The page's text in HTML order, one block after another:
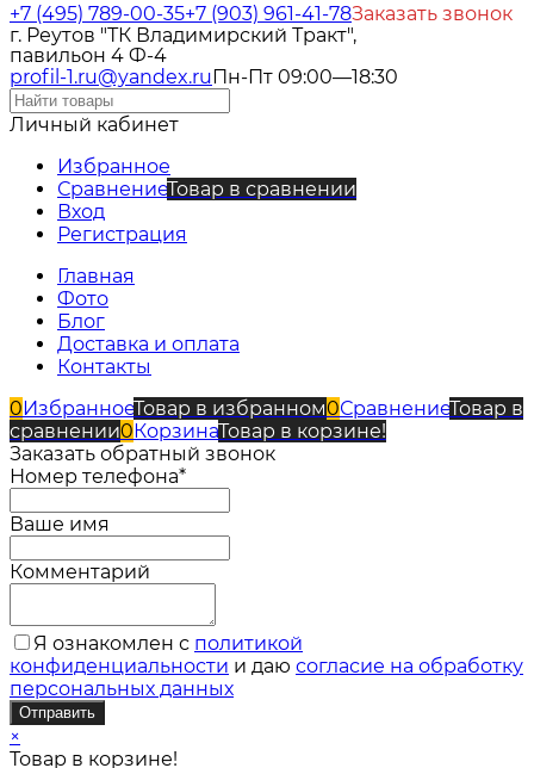
+7 (495) 789-00-35+7 (903) 961-41-78Заказать звонок
г. Реутов "ТК Владимирский Тракт",
павильон 4 Ф-4
profil-1.ru@yandex.ruПн-Пт 09:00—18:30
Личный кабинет
Избранное
СравнениеТовар в сравнении
Вход
Регистрация
Главная
Фото
Блог
Доставка и оплата
Контакты
0ИзбранноеТовар в избранном0СравнениеТовар в
сравнении0КорзинаТовар в корзине!
Заказать обратный звонок
Номер телефона*
Ваше имя
Комментарий
Я ознакомлен с политикой
конфиденциальности и даю согласие на обработку
персональных данных
×
Товар в корзине!